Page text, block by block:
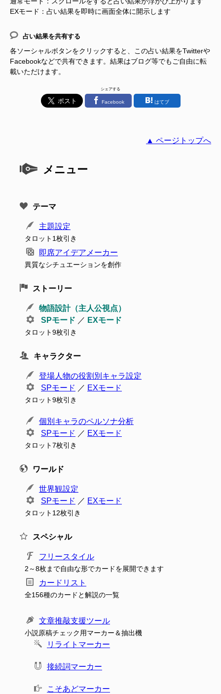
EXモード：占い結果を即時に画面全体に開示します
占い結果を共有する
各ソーシャルボタンをクリックすると、この占い結果をTwitterや
Facebookなどで共有できます。結果はブログ等でもご自由に転
載いただけます。
シェアする
Facebook はてブ
▲ ページトップへ
メニュー
テーマ
主題設定
タロット1枚引き
即席アイデアメーカー
異質なシチュエーションを創作
ストーリー
物語設計（主人公視点）
SPモード ／ EXモード
タロット9枚引き
キャラクター
登場人物の役割別キャラ設定
SPモード ／ EXモード
タロット9枚引き
個別キャラのペルソナ分析
SPモード ／ EXモード
タロット7枚引き
ワールド
世界観設定
SPモード ／ EXモード
タロット12枚引き
スペシャル
フリースタイル
2～8枚まで自由な形でカードを展開できます
カードリスト
全156種のカードと解説の一覧
文章推敲支援ツール
小説原稿チェック用マーカー＆抽出機
リライトマーカー
接続詞マーカー
こそあどマーカー